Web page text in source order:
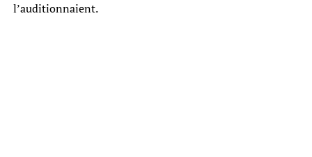
l’auditionnaient.